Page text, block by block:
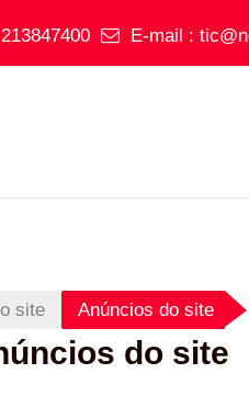
E-mail :
site Anúncios do site
do site